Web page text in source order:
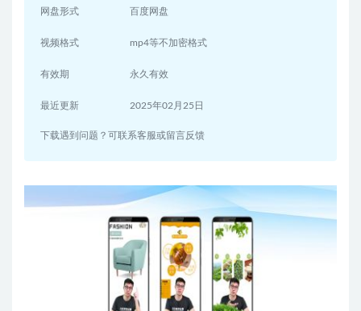
网盘形式 百度网盘
视频格式 mp4等不加密格式
有效期 永久有效
最近更新 2025年02月25日
下载遇到问题？可联系客服或留言反馈